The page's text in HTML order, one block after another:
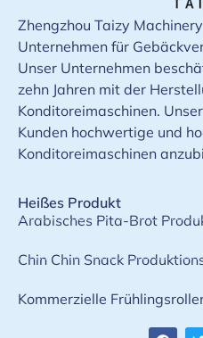
Zhengzhou Taizy
Unternehmen für
Unser Unternehmen
zehn Jahren mit der
Konditoreimaschinen.
Kunden hochwertige und
Konditoreimaschinen
Heißes Produkt
Arabisches Pita-Brot
Chin Chin Snack
Kommerzielle